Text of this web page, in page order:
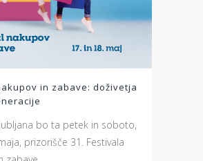
in zabave: doživetja
bo ta petek in soboto,
prizorišče 31. Festivala